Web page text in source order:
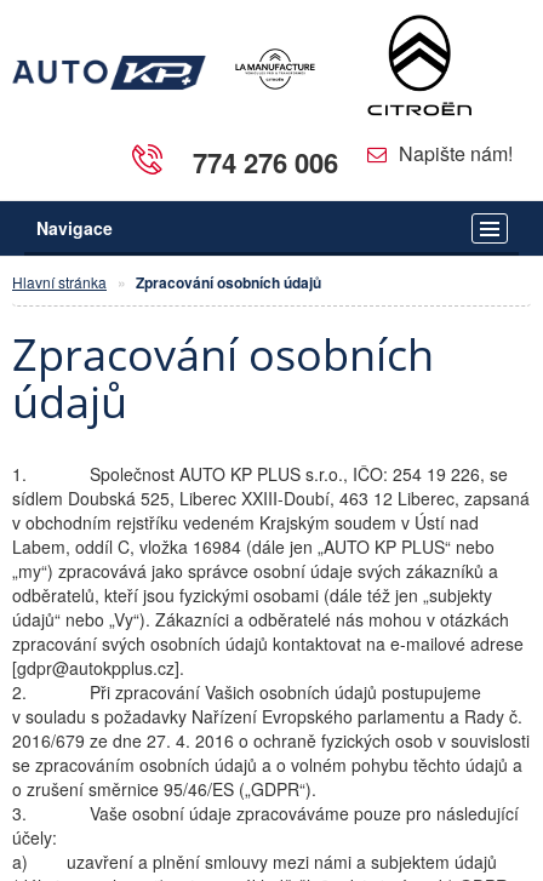
774 276 006 Napište nám!
Navigace
Hlavní stránka Zpracování osobních údajů
Zpracování osobních
údajů
1. Společnost AUTO KP PLUS s.r.o., IČO: 254 19 226, se
sídlem Doubská 525, Liberec XXIII-Doubí, 463 12 Liberec, zapsaná
v obchodním rejstříku vedeném Krajským soudem v Ústí nad
Labem, oddíl C, vložka 16984 (dále jen „AUTO KP PLUS“ nebo
„my“) zpracovává jako správce osobní údaje svých zákazníků a
odběratelů, kteří jsou fyzickými osobami (dále též jen „subjekty
údajů“ nebo „Vy“). Zákazníci a odběratelé nás mohou v otázkách
zpracování svých osobních údajů kontaktovat na e-mailové adrese
[gdpr@autokpplus.cz].
2. Při zpracování Vašich osobních údajů postupujeme
v souladu s požadavky Nařízení Evropského parlamentu a Rady č.
2016/679 ze dne 27. 4. 2016 o ochraně fyzických osob v souvislosti
se zpracováním osobních údajů a o volném pohybu těchto údajů a
o zrušení směrnice 95/46/ES („GDPR“).
3. Vaše osobní údaje zpracováváme pouze pro následující
účely:
a) uzavření a plnění smlouvy mezi námi a subjektem údajů